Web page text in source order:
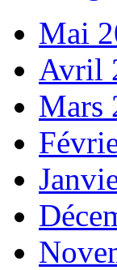
Mai
Avril
Mars